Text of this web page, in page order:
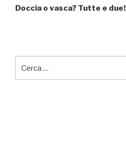
successivo
Doccia o vasca? Tutte e due!